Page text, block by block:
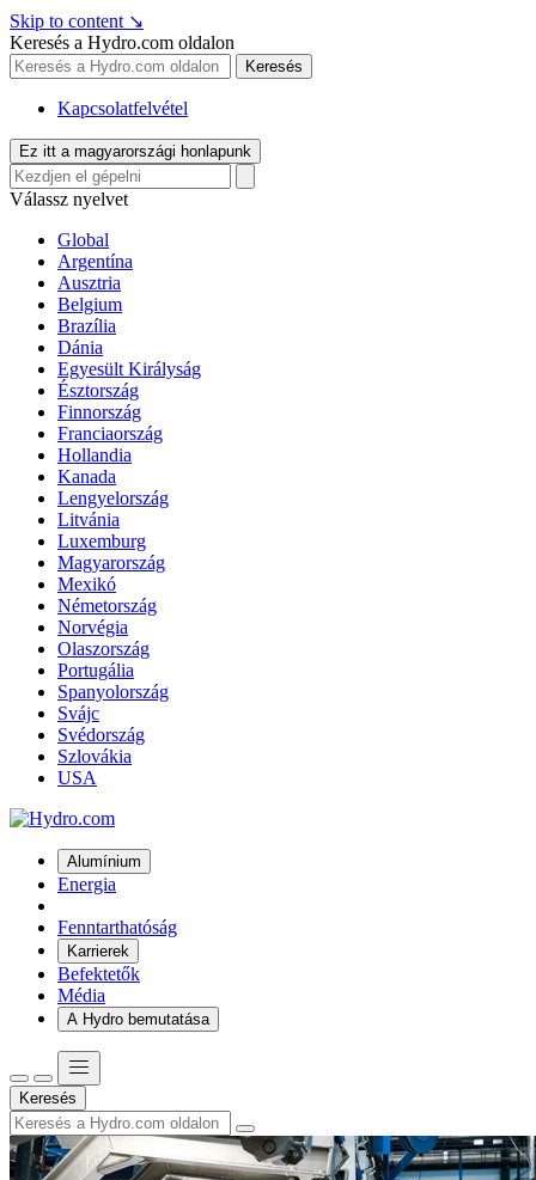
Skip to content ↘
Keresés a Hydro.com oldalon
Keresés
Kapcsolatfelvétel
Ez itt a magyarországi honlapunk
Válassz nyelvet
Global
Argentína
Ausztria
Belgium
Brazília
Dánia
Egyesült Királyság
Észtország
Finnország
Franciaország
Hollandia
Kanada
Lengyelország
Litvánia
Luxemburg
Magyarország
Mexikó
Németország
Norvégia
Olaszország
Portugália
Spanyolország
Svájc
Svédország
Szlovákia
USA
Alumínium
Energia
Fenntarthatóság
Karrierek
Befektetők
Média
A Hydro bemutatása
Keresés